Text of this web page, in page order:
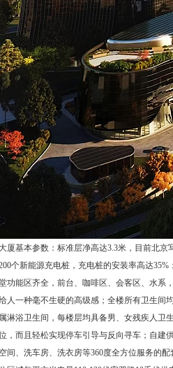
厦基本参数：标准层净高达3.3米，目前北京
个新能源充电桩，充电桩的安装率高达
功能区齐全，前台、咖啡区、会客区、水系
人一种毫不生硬的高级感；全楼所有卫生间
淋浴卫生间，每楼层均具备男、女残疾人卫
，而且轻松实现停车引导与反向寻车；自建
间、洗车房、洗衣房等360度全方位服务的